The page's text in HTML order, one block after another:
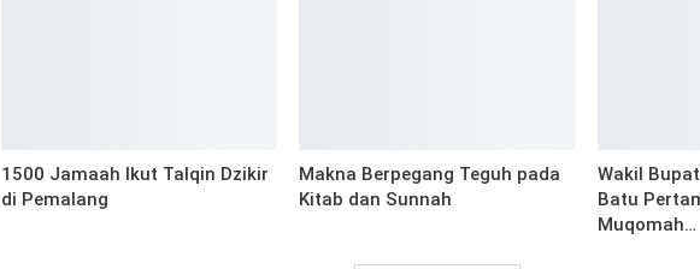
1500 Jamaah Ikut Talqin Dzikir
di Pemalang
Makna Berpegang Teguh pada
Kitab dan Sunnah
Wakil
Batu
Muqomah…